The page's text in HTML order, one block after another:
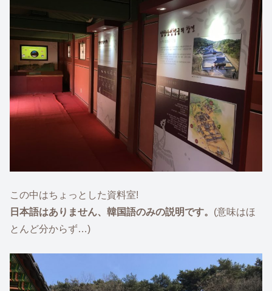
この中はちょっとした資料室!
日本語はありません、韓国語のみの説明です。 (意味はほ
とんど分からず…)